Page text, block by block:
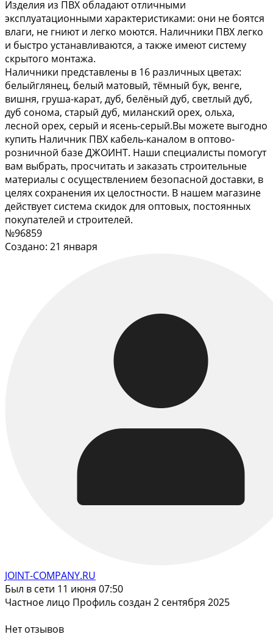
Изделия из ПВХ обладают отличными
эксплуатационными характеристиками: они не боятся
влаги, не гниют и легко моются. Наличники ПВХ легко
и быстро устанавливаются, а также имеют систему
скрытого монтажа.
Наличники представлены в 16 различных цветах:
белыйглянец, белый матовый, тёмный бук, венге,
вишня, груша-карат, дуб, белёный дуб, светлый дуб,
дуб сонома, старый дуб, миланский орех, ольха,
лесной орех, серый и ясень-серый.Вы можете выгодно
купить Наличник ПВХ кабель-каналом в оптово-
розничной базе ДЖОИНТ. Наши специалисты помогут
вам выбрать, просчитать и заказать строительные
материалы с осуществлением безопасной доставки, в
целях сохранения их целостности. В нашем магазине
действует система скидок для оптовых, постоянных
покупателей и строителей.
№96859
Создано: 21 января
JOINT-COMPANY.RU
Был в сети 11 июня 07:50
Частное лицо Профиль создан 2 сентября 2025
Нет отзывов